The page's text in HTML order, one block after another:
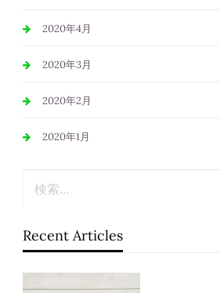
2020年4月
2020年3月
2020年2月
2020年1月
Recent Articles